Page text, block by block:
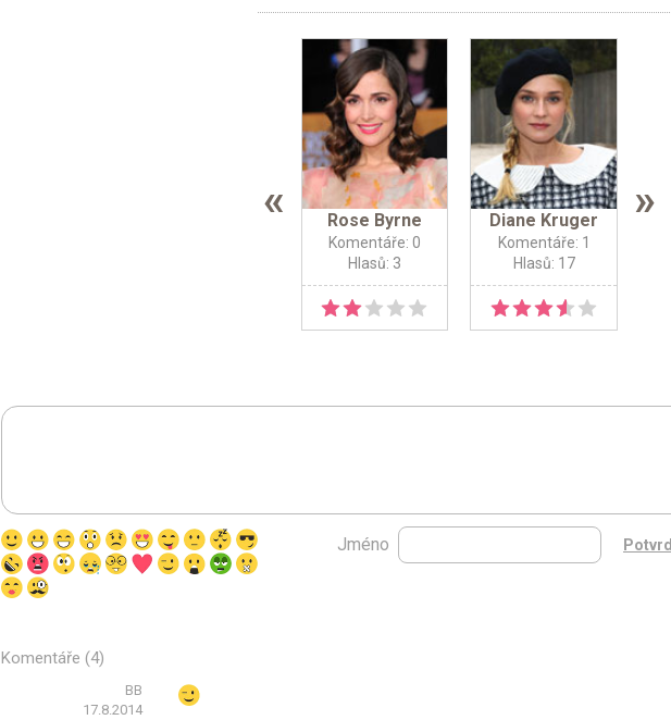
« Rose Byrne
Komentáře: 0
Hlasů: 3
Diane Kruger
Komentáře: 1
Hlasů: 17
»
Jméno
Komentáře (4)
BB
17.8.2014